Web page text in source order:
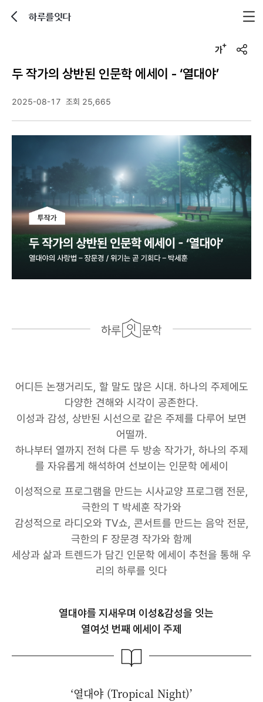
하루를잇다
u
두 작가의 상반된 인문학 에세이 - ‘열대야’
2025-08-17 조회 25,665
어디든 논쟁거리도, 할 말도 많은 시대. 하나의 주제에도
다양한 견해와 시각이 공존한다.
이성과 감성, 상반된 시선으로 같은 주제를 다루어 보면
어떨까.
하나부터 열까지 전혀 다른 두 방송 작가가, 하나의 주제
를 자유롭게 해석하여 선보이는 인문학 에세이
이성적으로 프로그램을 만드는 시사교양 프로그램 전문,
극한의 T 박세훈 작가와
감성적으로 라디오와 TV쇼, 콘서트를 만드는 음악 전문,
극한의 F 장문경 작가와 함께
세상과 삶과 트렌드가 담긴 인문학 에세이 추천을 통해 우
리의 하루를 잇다
열대야를 지새우며 이성&감성을 잇는
열여섯 번째 에세이 주제
‘열대야 (Tropical Night)’